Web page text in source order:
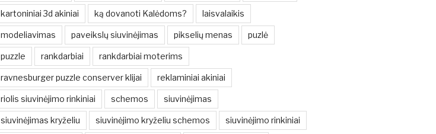
kartoniniai 3d akiniai ką dovanoti Kalėdoms? laisvalaikis
modeliavimas paveikslų siuvinėjimas pikselių menas puzlė
puzzle rankdarbiai rankdarbiai moterims
ravnesburger puzzle conserver klijai reklaminiai akiniai
riolis siuvinėjimo rinkiniai schemos siuvinėjimas
siuvinėjimas kryželiu siuvinėjimo kryželiu schemos siuvinėjimo rinkiniai